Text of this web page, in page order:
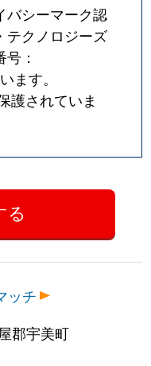
バシーマーク認
テクノロジーズ
：
ます。
護されていま
ッチ
郡宇美町